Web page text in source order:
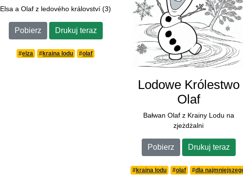
Elsa a Olaf z ledového království (3)
Pobierz Drukuj teraz
#elza #kraina lodu #olaf
Lodowe Królestwo
Olaf
Bałwan Olaf z Krainy Lodu na
zjeżdżalni
Pobierz Drukuj teraz
#kraina lodu #olaf #dla